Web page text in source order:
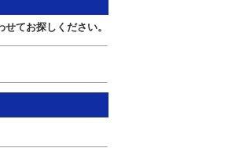
てお探しください。